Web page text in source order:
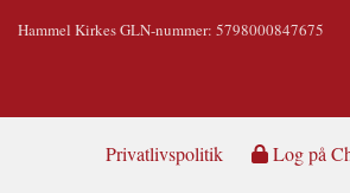
Hammel Kirkes GLN-nummer: 5798000847675
Privatlivspolitik Log på